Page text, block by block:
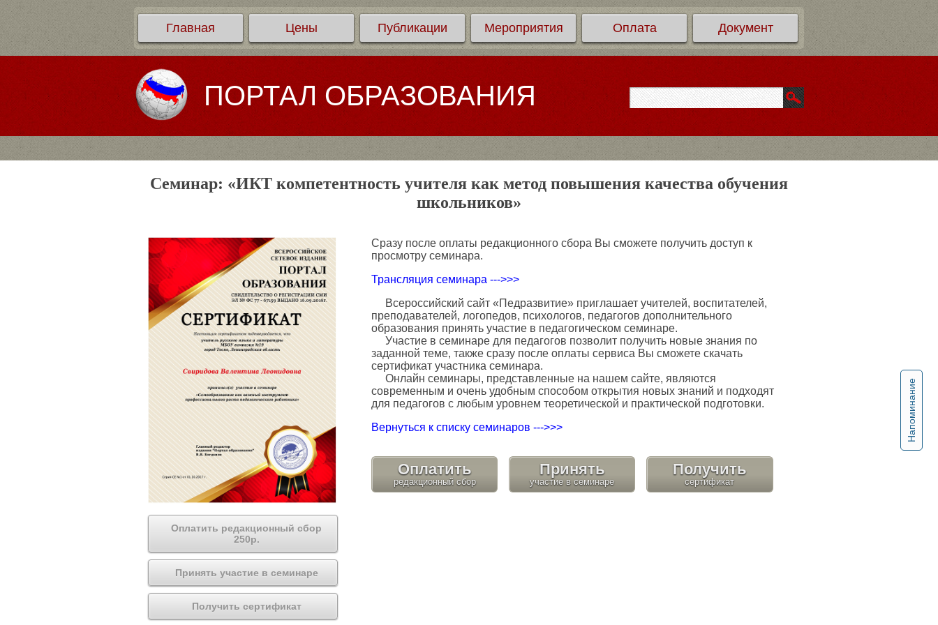
Главная Цены Публикации Мероприятия Оплата Документ
ПОРТАЛ ОБРАЗОВАНИЯ
Напоминание
Семинар: «ИКТ компетентность учителя как метод повышения качества обучения
школьников»
Оплатить редакционный сбор
250р.
Принять участие в семинаре
Получить сертификат
Сразу после оплаты редакционного сбора Вы сможете получить доступ к
просмотру семинара.
Трансляция семинара --->>>
Всероссийский сайт «Педразвитие» приглашает учителей, воспитателей,
преподавателей, логопедов, психологов, педагогов дополнительного
образования принять участие в педагогическом семинаре.
Участие в семинаре для педагогов позволит получить новые знания по
заданной теме, также сразу после оплаты сервиса Вы сможете скачать
сертификат участника семинара.
Онлайн семинары, представленные на нашем сайте, являются
современным и очень удобным способом открытия новых знаний и подходят
для педагогов с любым уровнем теоретической и практической подготовки.
Вернуться к списку семинаров --->>>
Оплатить
редакционный сбор
Принять
участие в семинаре
Получить